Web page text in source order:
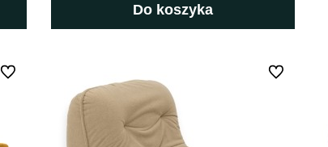
Do koszyka
Do ulubionych Do ulubionych